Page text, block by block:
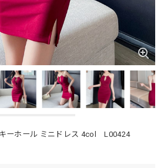
ーホール ミニドレス 4col L00424